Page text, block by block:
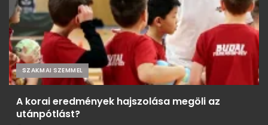
SZAKMAI SZEMMEL
A korai eredmények hajszolása megöli az
utánpótlást?